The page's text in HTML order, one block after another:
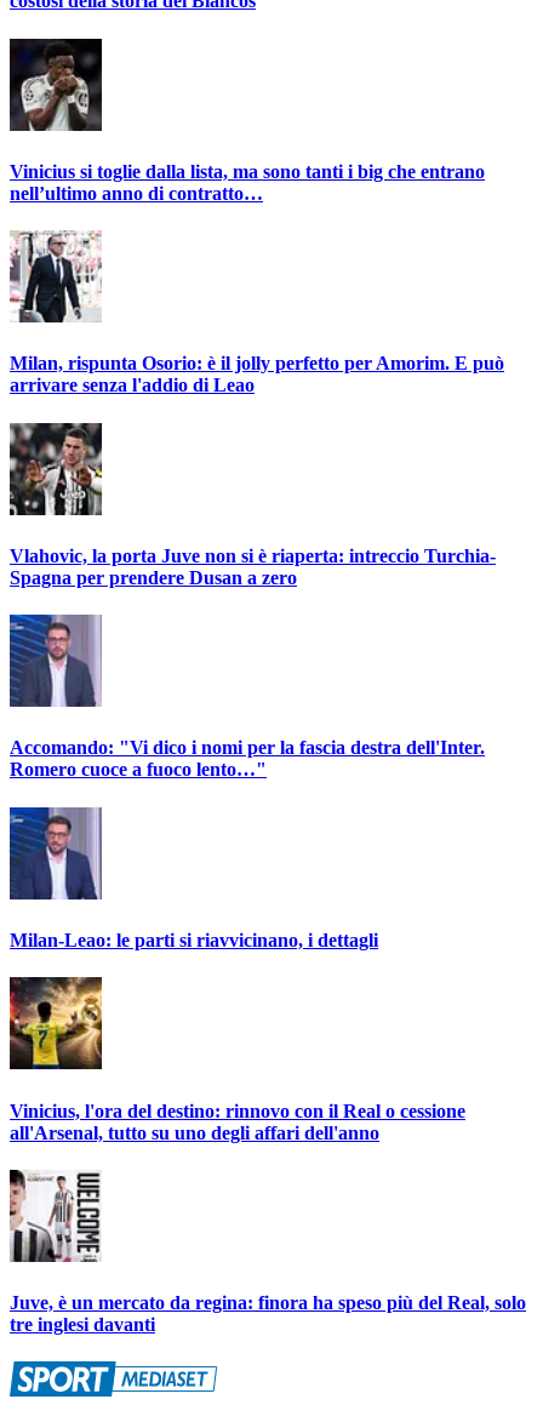
Vinicius si toglie dalla lista, ma sono tanti i big che entrano
nell’ultimo anno di contratto…
Milan, rispunta Osorio: è il jolly perfetto per Amorim. E può
arrivare senza l'addio di Leao
Vlahovic, la porta Juve non si è riaperta: intreccio Turchia-
Spagna per prendere Dusan a zero
Accomando: "Vi dico i nomi per la fascia destra dell'Inter.
Romero cuoce a fuoco lento…"
Milan-Leao: le parti si riavvicinano, i dettagli
Vinicius, l'ora del destino: rinnovo con il Real o cessione
all'Arsenal, tutto su uno degli affari dell'anno
Juve, è un mercato da regina: finora ha speso più del Real, solo
tre inglesi davanti